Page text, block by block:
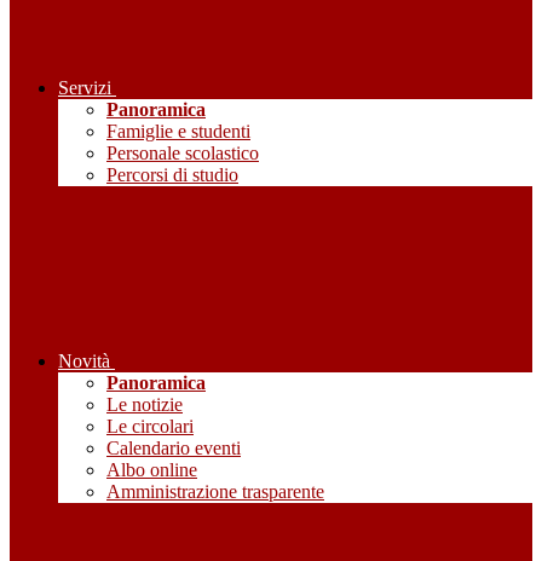
Servizi
Panoramica
Famiglie e studenti
Personale scolastico
Percorsi di studio
Novità
Panoramica
Le notizie
Le circolari
Calendario eventi
Albo online
Amministrazione trasparente